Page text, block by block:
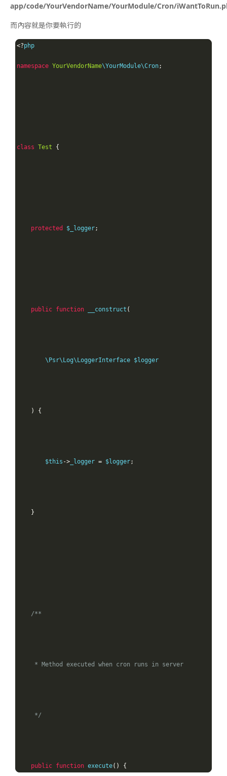
app/code/YourVendorName/YourModule/Cron/
而內容就是你要執行的
<?php
namespace YourVendorName\YourModule\Cron;
class Test {
protected $_logger;
public function __construct (
\Psr\Log\LoggerInterface $logger
) {
$this -> _logger = $logger;
}
/**
* Method executed when cron runs in server
*/
public function execute() {